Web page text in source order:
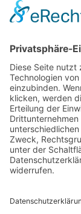
Artikel